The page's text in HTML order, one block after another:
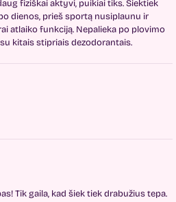
fiziškai aktyvi, puikiai tiks. Šiektiek
dienos, prieš sportą nusiplaunu ir
atlaiko funkciją. Nepalieka po plovimo
kitais stipriais dezodorantais.
Tik gaila, kad šiek tiek drabužius tepa.